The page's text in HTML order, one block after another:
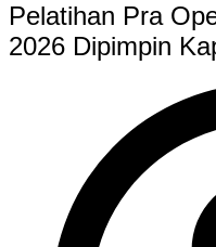
Pelatihan Pra
2026 Dipimpin